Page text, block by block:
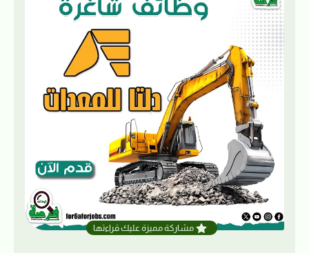
مشاركة مميزة عليك قراءتها